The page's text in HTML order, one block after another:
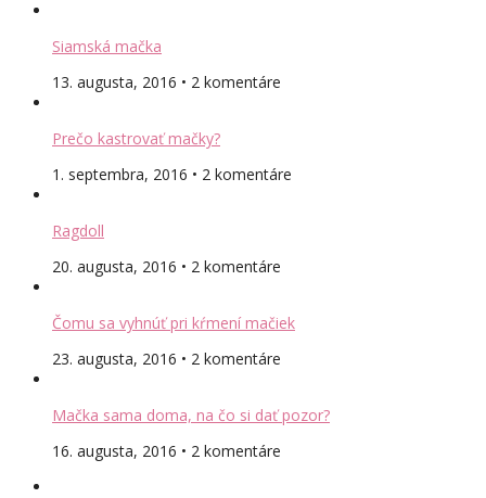
Siamská mačka
13. augusta, 2016 • 2 komentáre
Prečo kastrovať mačky?
1. septembra, 2016 • 2 komentáre
Ragdoll
20. augusta, 2016 • 2 komentáre
Čomu sa vyhnúť pri kŕmení mačiek
23. augusta, 2016 • 2 komentáre
Mačka sama doma, na čo si dať pozor?
16. augusta, 2016 • 2 komentáre